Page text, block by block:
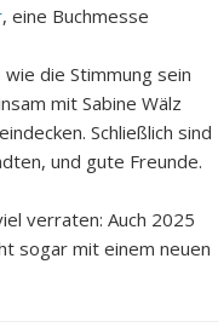
, eine Buchmesse
die Stimmung sein
mit Sabine Wälz
Schließlich sind
und gute Freunde.
verraten: Auch 2025
sogar mit einem neuen